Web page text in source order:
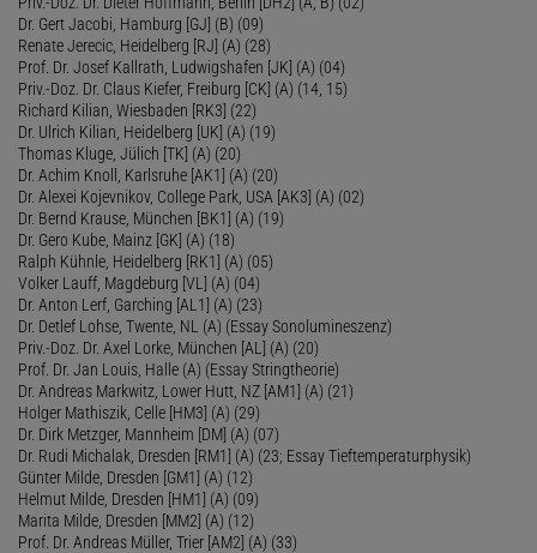
Dr. Gert Jacobi, Hamburg [GJ] (B) (09)
Renate Jerecic, Heidelberg [RJ] (A) (28)
Prof. Dr. Josef Kallrath, Ludwigshafen [JK] (A) (04)
Priv.-Doz. Dr. Claus Kiefer, Freiburg [CK] (A) (14, 15)
Richard Kilian, Wiesbaden [RK3] (22)
Dr. Ulrich Kilian, Heidelberg [UK] (A) (19)
Thomas Kluge, Jülich [TK] (A) (20)
Dr. Achim Knoll, Karlsruhe [AK1] (A) (20)
Dr. Alexei Kojevnikov, College Park, USA [AK3] (A) (02)
Dr. Bernd Krause, München [BK1] (A) (19)
Dr. Gero Kube, Mainz [GK] (A) (18)
Ralph Kühnle, Heidelberg [RK1] (A) (05)
Volker Lauff, Magdeburg [VL] (A) (04)
Dr. Anton Lerf, Garching [AL1] (A) (23)
Dr. Detlef Lohse, Twente, NL (A) (Essay Sonolumineszenz)
Priv.-Doz. Dr. Axel Lorke, München [AL] (A) (20)
Prof. Dr. Jan Louis, Halle (A) (Essay Stringtheorie)
Dr. Andreas Markwitz, Lower Hutt, NZ [AM1] (A) (21)
Holger Mathiszik, Celle [HM3] (A) (29)
Dr. Dirk Metzger, Mannheim [DM] (A) (07)
Dr. Rudi Michalak, Dresden [RM1] (A) (23; Essay Tieftemperaturphysik)
Günter Milde, Dresden [GM1] (A) (12)
Helmut Milde, Dresden [HM1] (A) (09)
Marita Milde, Dresden [MM2] (A) (12)
Prof. Dr. Andreas Müller, Trier [AM2] (A) (33)